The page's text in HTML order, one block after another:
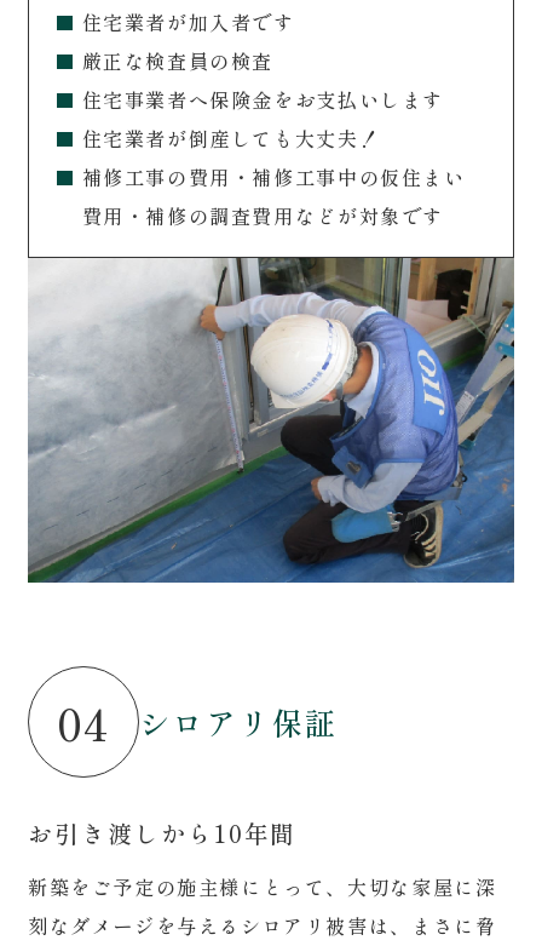
住宅業者が加入者です
厳正な検査員の検査
住宅事業者へ保険金をお支払いします
住宅業者が倒産しても大丈夫！
補修工事の費用・補修工事中の仮住まい
費用・補修の調査費用などが対象です
04 シロアリ保証
お引き渡しから10年間
新築をご予定の施主様にとって、大切な家屋に深
刻なダメージを与えるシロアリ被害は、まさに脅